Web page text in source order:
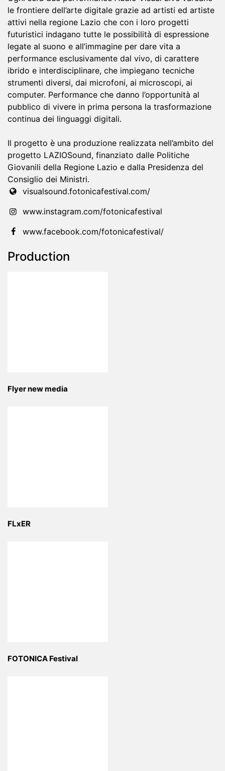
le frontiere dell’arte digitale grazie ad artisti ed artiste
attivi nella regione Lazio che con i loro progetti
futuristici indagano tutte le possibilità di espressione
legate al suono e all’immagine per dare vita a
performance esclusivamente dal vivo, di carattere
ibrido e interdisciplinare, che impiegano tecniche
strumenti diversi, dai microfoni, ai microscopi, ai
computer. Performance che danno l’opportunità al
pubblico di vivere in prima persona la trasformazione
continua dei linguaggi digitali.
Il progetto è una produzione realizzata nell’ambito del
progetto LAZIOSound, finanziato dalle Politiche
Giovanili della Regione Lazio e dalla Presidenza del
Consiglio dei Ministri.
visualsound.fotonicafestival.com/
www.instagram.com/fotonicafestival
www.facebook.com/fotonicafestival/
Production
Flyer new media
FLxER
FOTONICA Festival